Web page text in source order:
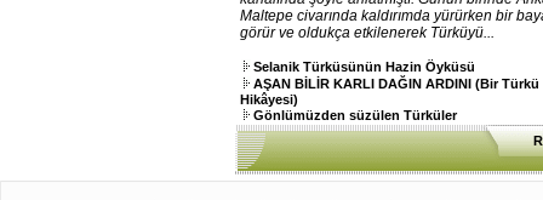
Maltepe civarında kaldırımda yürürken bir
görür ve oldukça etkilenerek Türküyü...
Selanik Türküsünün Hazin Öyküsü
AŞAN BİLİR KARLI DAĞIN ARDINI (Bir Türkü
Hikâyesi)
Gönlümüzden süzülen Türküler